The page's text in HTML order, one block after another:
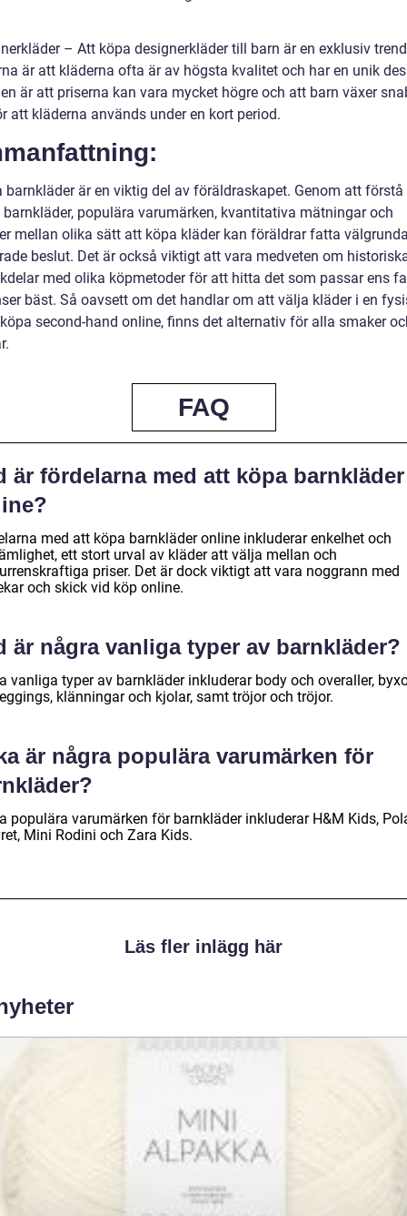
– Att köpa designerkläder till barn är en exklusiv
är att kläderna ofta är av högsta kvalitet och har en unik
är att priserna kan vara mycket högre och att barn växer
att kläderna används under en kort period.
barnkläder är en viktig del av föräldraskapet. Genom att
barnkläder, populära varumärken, kvantitativa mätningar och
mellan olika sätt att köpa kläder kan föräldrar fatta
beslut. Det är också viktigt att vara medveten om
med olika köpmetoder för att hitta det som passar ens
bäst. Så oavsett om det handlar om att välja kläder i en
second-hand online, finns det alternativ för alla smaker
FAQ
är fördelarna med att köpa barnkläder
med att köpa barnkläder online inkluderar enkelhet och
ett stort urval av kläder att välja mellan och
priser. Det är dock viktigt att vara noggrann med
och skick vid köp online.
är några vanliga typer av barnkläder?
vanliga typer av barnkläder inkluderar body och overaller,
klänningar och kjolar, samt tröjor och tröjor.
är några populära varumärken för
populära varumärken för barnkläder inkluderar H&M Kids,
Mini Rodini och Zara Kids.
Läs fler inlägg här